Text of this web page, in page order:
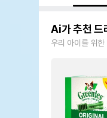
Ai가 추천 드
우리 아이를 위